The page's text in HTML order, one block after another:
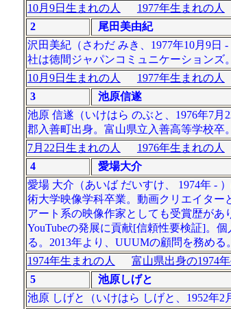
10月9日生まれの人
1977年生まれの人
2
尾田美由紀
沢田美紀（さわだ みき、1977年10月9
社は徳間ジャパンコミュニケーションズ
10月9日生まれの人
1977年生まれの人
3
池原信遂
池原 信遂（いけはら のぶと、1976年7
郡入善町出身。富山県立入善高等学校卒
7月22日生まれの人
1976年生まれの人
4
愛場大介
愛場 大介（あいば だいすけ、 1974年 -
術大学映像学科卒業。動画クリエイター
アート系の映像作家としても受賞歴が
YouTubeの発展に貢献[信頼性要検証]。
る。2013年より、UUUMの顧問を務める
1974年生まれの人
富山県出身の1974
5
池原しげと
池原 しげと（いけはら しげと、1952年2